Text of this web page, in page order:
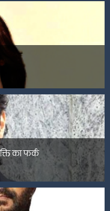
का फर्क